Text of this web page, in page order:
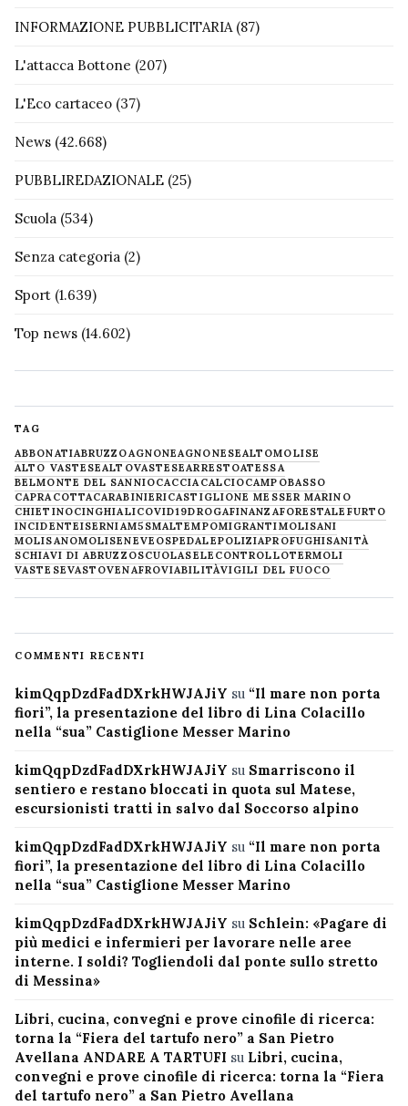
INFORMAZIONE PUBBLICITARIA(87)
L'attacca Bottone (207)
L'Eco cartaceo (37)
News (42.668)
PUBBLIREDAZIONALE (25)
Scuola (534)
Senza categoria (2)
Sport (1.639)
Top news (14.602)
TAG
ABBONATIABRUZZOAGNONEAGNONESEALTOMOLISE
ALTO VASTESEALTOVASTESEARRESTOATESSA
BELMONTE DEL SANNIOCACCIACALCIOCAMPOBASSO
CAPRACOTTACARABINIERICASTIGLIONE MESSER MARINO
CHIETINOCINGHIALICOVID19DROGAFINANZAFORESTALE FURTO
INCIDENTEISERNIAM5SMALTEMPOMIGRANTIMOLISANI
MOLISANOMOLISENEVE OSPEDALEPOLIZIAPROFUGHISANITÀ
SCHIAVI DI ABRUZZOSCUOLASELECONTROLLOTERMOLI
VASTESEVASTOVENAFROVIABILITÀVIGILI DEL FUOCO
COMMENTI RECENTI
kimQqpDzdFadDXrkHWJAJiY su “Il mare non porta
fiori”, la presentazione del libro di Lina Colacillo
nella “sua” Castiglione Messer Marino
kimQqpDzdFadDXrkHWJAJiY su Smarriscono il
sentiero e restano bloccati in quota sul Matese,
escursionisti tratti in salvo dal Soccorso alpino
kimQqpDzdFadDXrkHWJAJiY su “Il mare non porta
fiori”, la presentazione del libro di Lina Colacillo
nella “sua” Castiglione Messer Marino
kimQqpDzdFadDXrkHWJAJiY su Schlein: «Pagare di
più medici e infermieri per lavorare nelle aree
interne. I soldi? Togliendoli dal ponte sullo stretto
di Messina»
Libri, cucina, convegni e prove cinofile di ricerca:
torna la “Fiera del tartufo nero” a San Pietro
Avellana ANDARE A TARTUFI su Libri, cucina,
convegni e prove cinofile di ricerca: torna la “Fiera
del tartufo nero” a San Pietro Avellana